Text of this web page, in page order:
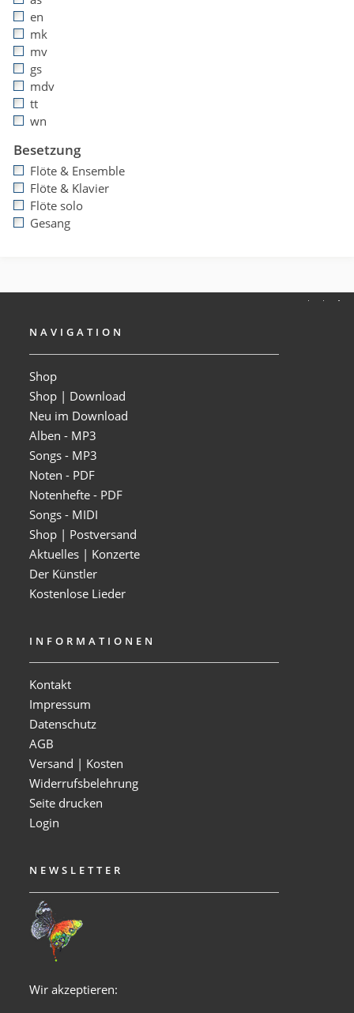
en
mk
mv
gs
mdv
tt
wn
Besetzung
Flöte & Ensemble
Flöte & Klavier
Flöte solo
Gesang
NAVIGATION
Shop
Shop | Download
Neu im Download
Alben - MP3
Songs - MP3
Noten - PDF
Notenhefte - PDF
Songs - MIDI
Shop | Postversand
Aktuelles | Konzerte
Der Künstler
Kostenlose Lieder
INFORMATIONEN
Kontakt
Impressum
Datenschutz
AGB
Versand | Kosten
Widerrufsbelehrung
Seite drucken
Login
NEWSLETTER
Wir akzeptieren: